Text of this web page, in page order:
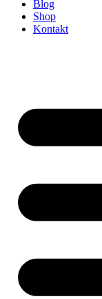
Blog
Shop
Kontakt